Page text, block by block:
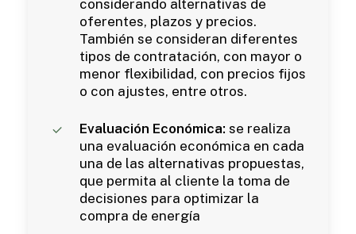
considerando alternativas de
oferentes, plazos y precios.
También se consideran diferentes
tipos de contratación, con mayor o
menor flexibilidad, con precios fijos
o con ajustes, entre otros.
Evaluación Económica: se realiza
una evaluación económica en cada
una de las alternativas propuestas,
que permita al cliente la toma de
decisiones para optimizar la
compra de energía